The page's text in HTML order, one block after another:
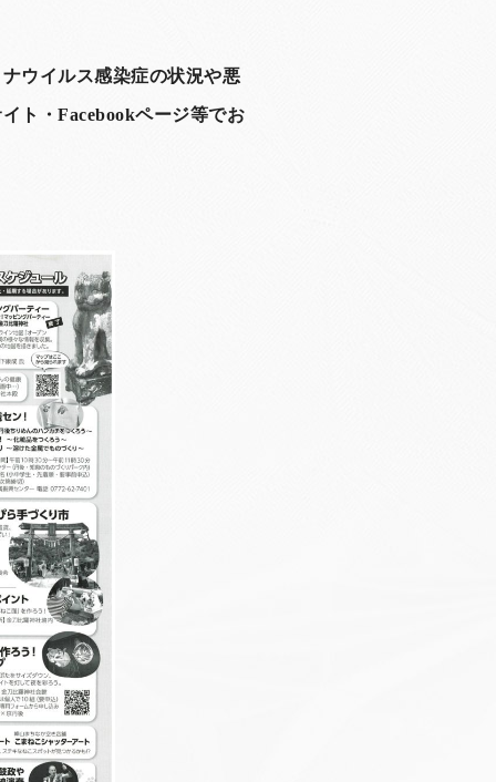
ウイルス感染症の状況や悪
ト・Facebookページ等でお